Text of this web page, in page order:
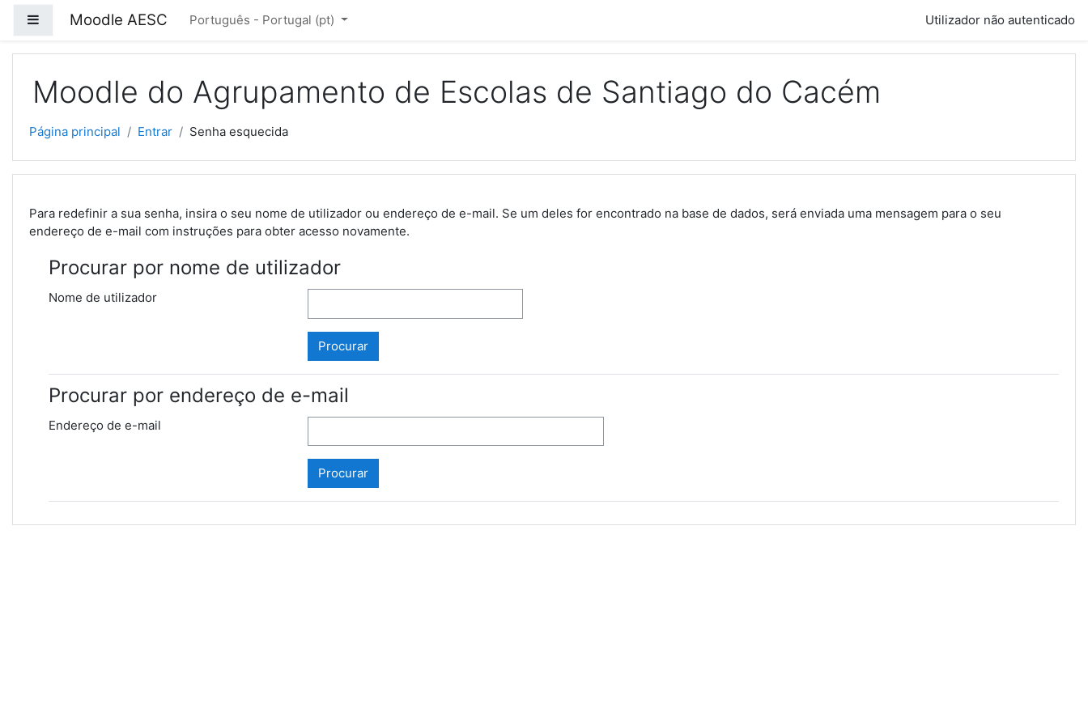
Painel lateral
Moodle AESC Português - Portugal ‎(pt)‎ Utilizador não autenticado
Moodle do Agrupamento de Escolas de Santiago do Cacém
Página principal Entrar Senha esquecida
Para redefinir a sua senha, insira o seu nome de utilizador ou endereço de e-mail. Se um deles for encontrado na base de dados, será enviada uma mensagem para o seu
endereço de e-mail com instruções para obter acesso novamente.
Procurar por nome de utilizador
Nome de utilizador
Procurar por endereço de e-mail
Endereço de e-mail